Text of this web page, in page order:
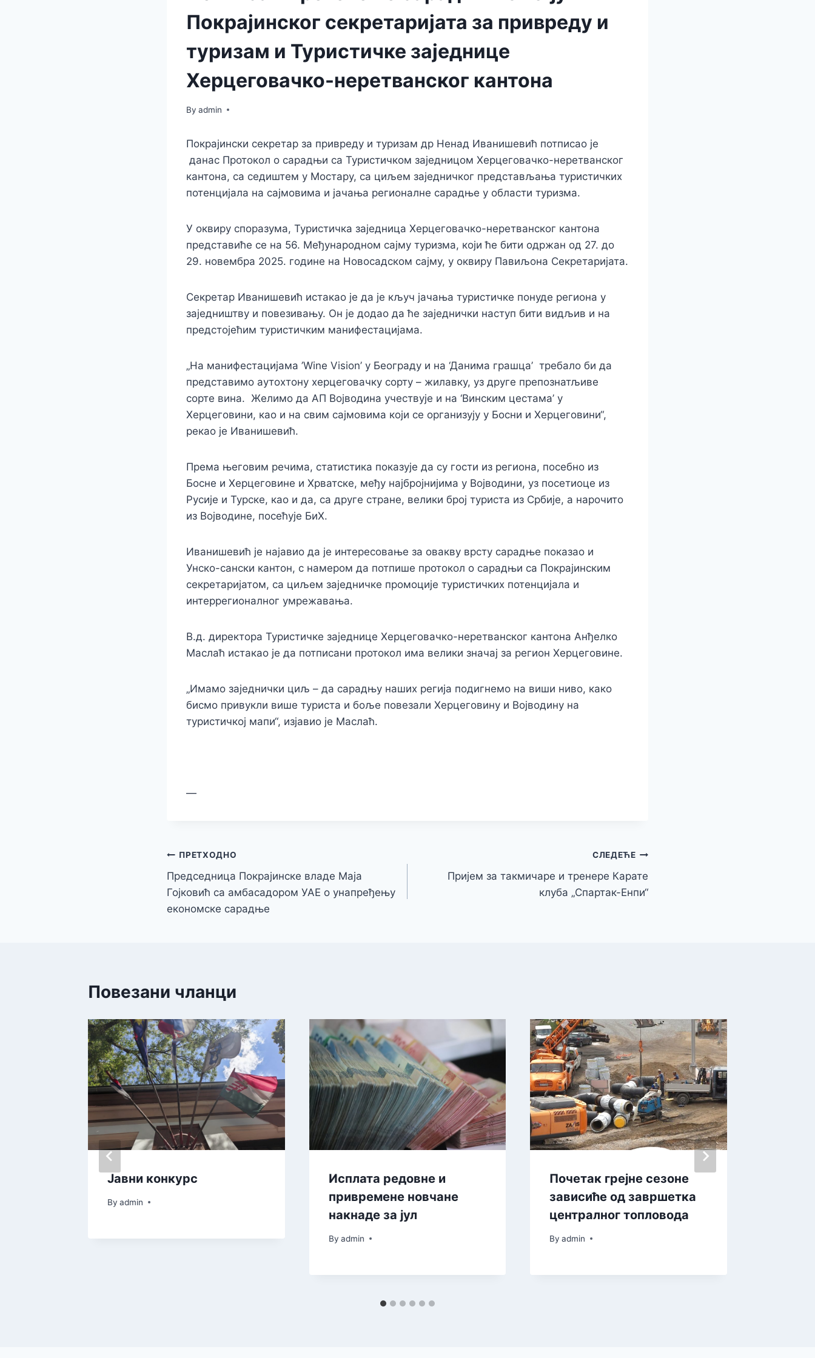
Покрајинског секретаријата за привреду и
туризам и Туристичке заједнице
Херцеговачко-неретванског кантона
By admin
Покрајински секретар за привреду и туризам др Ненад Иванишевић потписао је
данас Протокол о сарадњи са Туристичком заједницом Херцеговачко-неретванског
кантона, са седиштем у Мостару, са циљем заједничког представљања туристичких
потенцијала на сајмовима и јачања регионалне сарадње у области туризма.
У оквиру споразума, Туристичка заједница Херцеговачко-неретванског кантона
представиће се на 56. Међународном сајму туризма, који ће бити одржан од 27. до
29. новембра 2025. године на Новосадском сајму, у оквиру Павиљона Секретаријата.
Секретар Иванишевић истакао је да је кључ јачања туристичке понуде региона у
заједништву и повезивању. Он је додао да ће заједнички наступ бити видљив и на
предстојећим туристичким манифестацијама.
„На манифестацијама ’Wine Vision’ у Београду и на ‘Данима грашца’ требало би да
представимо аутохтону херцеговачку сорту – жилавку, уз друге препознатљиве
сорте вина. Желимо да АП Војводина учествује и на ‘Винским цестама’ у
Херцеговини, као и на свим сајмовима који се организују у Босни и Херцеговини“,
рекао је Иванишевић.
Према његовим речима, статистика показује да су гости из региона, посебно из
Босне и Херцеговине и Хрватске, међу најбројнијима у Војводини, уз посетиоце из
Русије и Турске, као и да, са друге стране, велики број туриста из Србије, а нарочито
из Војводине, посећује БиХ.
Иванишевић је најавио да је интересовање за овакву врсту сарадње показао и
Унско-сански кантон, с намером да потпише протокол о сарадњи са Покрајинским
секретаријатом, са циљем заједничке промоције туристичких потенцијала и
интеррегионалног умрежавања.
В.д. директора Туристичке заједнице Херцеговачко-неретванског кантона Анђелко
Маслаћ истакао је да потписани протокол има велики значај за регион Херцеговине.
„Имамо заједнички циљ – да сарадњу наших регија подигнемо на виши ниво, како
бисмо привукли више туриста и боље повезали Херцеговину и Војводину на
туристичкој мапи“, изјавио је Маслаћ.
—
Кретање
чланка
ПРЕТХОДНО
Председница Покрајинске владе Маја
Гојковић са амбасадором УАЕ о унапређењу
економске сарадње
СЛЕДЕЋЕ
Пријем за такмичаре и тренере Карате
клуба „Спартак-Енпи“
Повезани чланци
Јавни конкурс
By admin
Исплата редовне и
привремене новчане
накнаде за јул
By admin
Почетак грејне сезоне
зависиће од завршетка
централног топловода
By admin